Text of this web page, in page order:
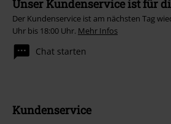
Unser Kundenservice ist für
Der Kundenservice ist am nächsten Tag
Uhr bis 18:00 Uhr. Mehr Infos
Chat starten
Kundenservice